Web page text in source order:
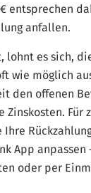
entsprechen
anfallen.
lohnt es sich,
wie möglich
den offenen
Für
Ihre
App anpassen
oder per